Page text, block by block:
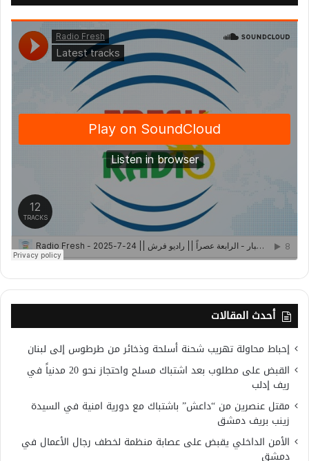
أحدث المقالات
إحباط محاولة تهريب شحنة أسلحة وذخائر من طرطوس إلى لبنان
القبض على مطلوب بعد اشتباك مسلح واحتجاز نحو 20 مدنياً في
ريف إدلب
مقتل عنصرين من “داعش” باشتباك مع دورية امنية في السيدة
زينب بريف دمشق
الأمن الداخلي يقبض على عصابة منظمة لخطف رجال الأعمال في
دمشق